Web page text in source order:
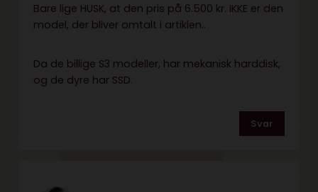
Bare lige HUSK, at den pris på 6.500 kr. IKKE er den
model, der bliver omtalt i artiklen..
Da de billige S3 modeller, har mekanisk harddisk,
og de dyre har SSD.
Svar